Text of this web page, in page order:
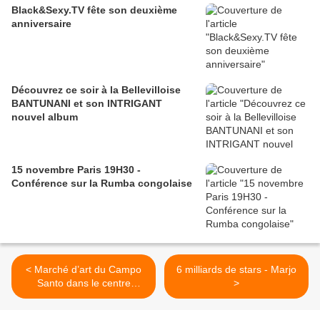
Black&Sexy.TV fête son deuxième
anniversaire
Découvrez ce soir à la Bellevilloise
BANTUNANI et son INTRIGANT
nouvel album
15 novembre Paris 19H30 -
Conférence sur la Rumba congolaise
< Marché d’art du Campo
Santo dans le centre
d’Orléans.
6 milliards de stars - Marjo
>